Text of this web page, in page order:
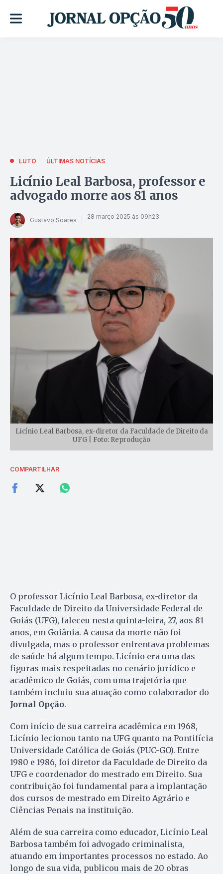
LUTO ÚLTIMAS NOTÍCIAS
Licínio Leal Barbosa, professor e
advogado morre aos 81 anos
Gustavo Soares 28 março 2025 às 09h23
Licínio Leal Barbosa, ex-diretor da Faculdade de Direito da
UFG | Foto: Reprodução
COMPARTILHAR
O professor Licínio Leal Barbosa, ex-diretor da
Faculdade de Direito da Universidade Federal de
Goiás (UFG), faleceu nesta quinta-feira, 27, aos 81
anos, em Goiânia. A causa da morte não foi
divulgada, mas o professor enfrentava problemas
de saúde há algum tempo. Licínio era uma das
figuras mais respeitadas no cenário jurídico e
acadêmico de Goiás, com uma trajetória que
também incluiu sua atuação como colaborador do
Jornal Opção.
Com início de sua carreira acadêmica em 1968,
Licínio lecionou tanto na UFG quanto na Pontifícia
Universidade Católica de Goiás (PUC-GO). Entre
1980 e 1986, foi diretor da Faculdade de Direito da
UFG e coordenador do mestrado em Direito. Sua
contribuição foi fundamental para a implantação
dos cursos de mestrado em Direito Agrário e
Ciências Penais na instituição.
Além de sua carreira como educador, Licínio Leal
Barbosa também foi advogado criminalista,
atuando em importantes processos no estado. Ao
longo de sua vida, publicou mais de 20 obras